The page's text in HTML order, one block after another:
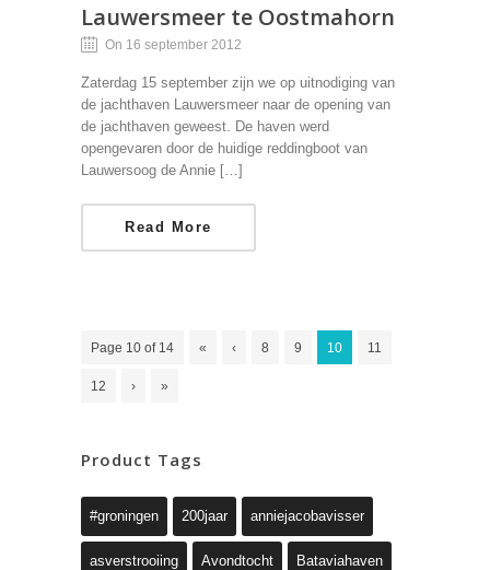
Lauwersmeer te Oostmahorn
On 16 september 2012
Zaterdag 15 september zijn we op uitnodiging van
de jachthaven Lauwersmeer naar de opening van
de jachthaven geweest. De haven werd
opengevaren door de huidige reddingboot van
Lauwersoog de Annie […]
Read More
Page 10 of 14 « ‹ 8 9 10 11
12 › »
Product Tags
#groningen 200jaar anniejacobavisser
asverstrooiing Avondtocht Bataviahaven